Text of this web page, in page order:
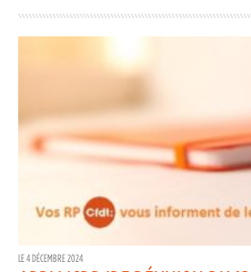
LE 4 DÉCEMBRE 2024